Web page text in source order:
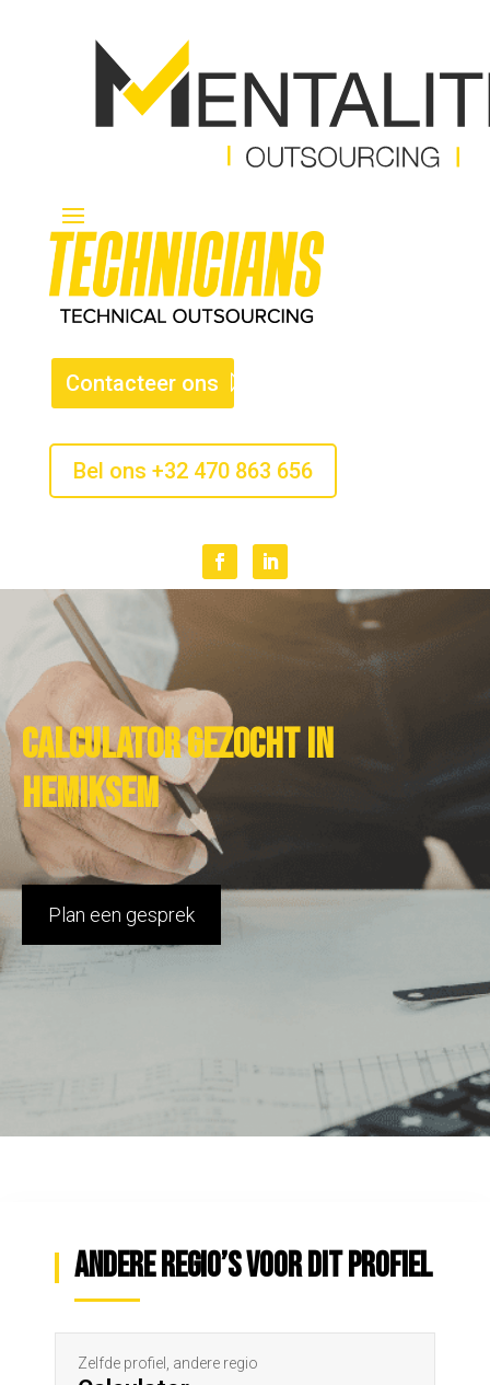
Contacteer ons
Bel ons +32 470 863 656
Calculator gezocht in
Hemiksem
Plan een gesprek
Andere regio’s voor dit profiel
Zelfde profiel, andere regio